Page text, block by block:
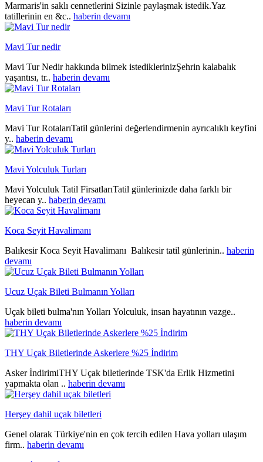
Marmaris'in saklı cennetlerini Sizinle paylaşmak istedik.Yaz
tatillerinin en &c.. haberin devamı
Mavi Tur nedir
Mavi Tur Nedir hakkında bilmek istediklerinizŞehrin kalabalık
yaşantısı, tr.. haberin devamı
Mavi Tur Rotaları
Mavi Tur RotalarıTatil günlerini değerlendirmenin ayrıcalıklı keyfini
y.. haberin devamı
Mavi Yolculuk Turları
Mavi Yolculuk Tatil FirsatlarıTatil günlerinizde daha farklı bir
heyecan y.. haberin devamı
Koca Seyit Havalimanı
Balıkesir Koca Seyit Havalimanı Balıkesir tatil günlerinin.. haberin
devamı
Ucuz Uçak Bileti Bulmanın Yolları
Uçak bileti bulma'nın Yolları Yolculuk, insan hayatının vazge..
haberin devamı
THY Uçak Biletlerinde Askerlere %25 İndirim
Asker İndirimiTHY Uçak biletlerinde TSK'da Erlik Hizmetini
yapmakta olan .. haberin devamı
Herşey dahil uçak biletleri
Genel olarak Türkiye'nin en çok tercih edilen Hava yolları ulaşım
firm.. haberin devamı